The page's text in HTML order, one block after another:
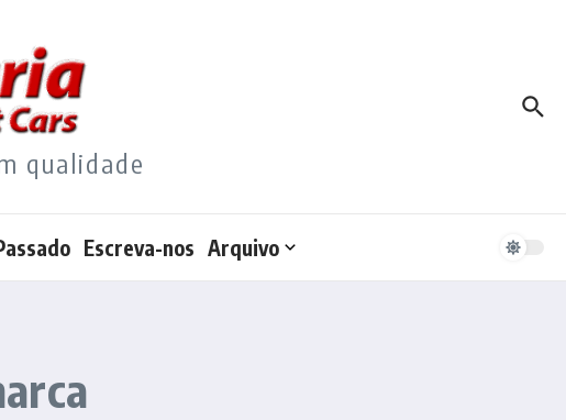
qualidade
Escreva-nos Arquivo